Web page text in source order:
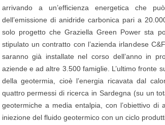
arrivando a un’efficienza energetica che
dell’emissione di anidride carbonica pari a
solo progetto che Graziella Green Power sta
stipulato un contratto con l’azienda irlandese
saranno già installate nel corso dell’anno in
aziende e ad altre 3.500 famiglie. L’ultimo fronte
della geotermia, cioè l’energia ricavata dal
quattro permessi di ricerca in Sardegna (su un
geotermiche a media entalpia, con l’obiettivo
iniezione del fluido geotermico con un ciclo